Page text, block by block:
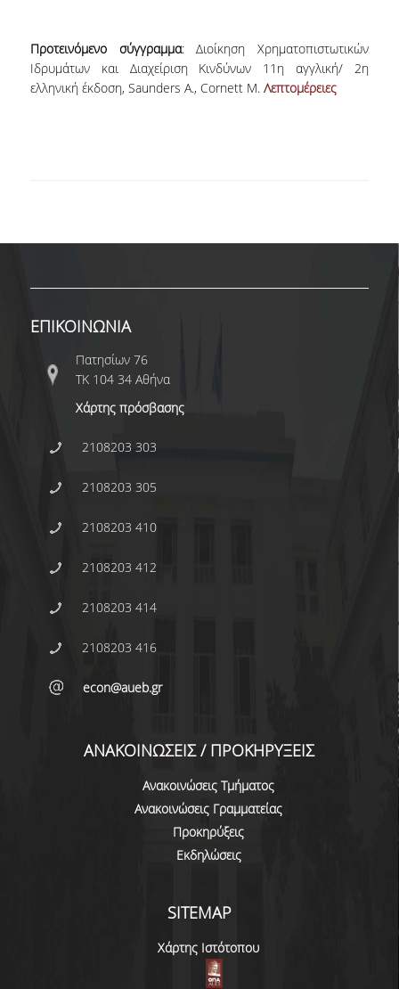
ΠΡΟΓΡΑΜΜΑ ΚΑΙ ΚΑΤΕΥΘΥΝΣΕΙΣ ΣΠΟΥΔΩΝ
ΜΑΘΗΜΑΤΑ ΠΡΟΓΡΑΜΜΑΤΟΣ ΣΠΟΥΔΩΝ
ΓΕΝΙΚΕΣ ΠΛΗΡΟΦΟΡΙΕΣ
ΚΑΘΗΓΗΤΕΣ-ΣΥΜΒΟΥΛΟΙ ΣΠΟΥΔΩΝ
ΔΙΑΔΙΚΑΣΙΑ ΠΑΡΑΠΟΝΩΝ ΦΟΙΤΗΤΩΝ
ΧΕΙΡΙΣΜΟΥ Η.Υ.
ΕΠΑΝΕΞΕΤΑΣΗ ΓΙΑ ΒΕΛΤΙΩΣΗ ΒΑΘΜΟΛΟΓΙΑΣ
ΔΙΚΑΙΩΜΑ ΓΙΑ ΠΡΟΦΟΡΙΚΗ ΕΞΕΤΑΣΗ
ΠΡΟΓΡΑΜΜΑ ΣΠΟΥΔΩΝ ΣΤΙΣ ΕΠΙΣΤΗΜΕΣ
ΜΕΤΑΠΤΥΧΙΑΚΕΣ ΣΠΟΥΔΕΣ
ΠΛΗΡΟΥΣ ΦΟΙΤΗΣΗΣ
ΜΕΡΙΚΗΣ ΦΟΙΤΗΣΗΣ
ΠΟΛΙΤΙΚΗ ΠΟΙΟΤΗΤΑΣ
ΣΤΡΑΤΗΓΙΚΗ ΠΡΟΠΤΥΧΙΑΚΟΥ
ΠΡΟΓΡΑΜΜΑΤΟΣ ΤΜΗΜΑΤΟΣ
Προτεινόμενο σύγγραμμα: Διοίκηση Χρηματοπιστωτικών
Ιδρυμάτων και Διαχείριση Κινδύνων 11η αγγλική/ 2η
ελληνική έκδοση, Saunders A., Cornett M. Λεπτομέρειες
ΕΠΙΚΟΙΝΩΝΙΑ
Πατησίων 76
ΤΚ 104 34 Αθήνα
Χάρτης πρόσβασης
2108203 303
2108203 305
2108203 410
2108203 412
2108203 414
2108203 416
econ@aueb.gr
ΑΝΑΚΟΙΝΩΣΕΙΣ / ΠΡΟΚΗΡΥΞΕΙΣ
Ανακοινώσεις Τμήματος
Ανακοινώσεις Γραμματείας
Προκηρύξεις
Εκδηλώσεις
SITEMAP
Χάρτης Ιστότοπου